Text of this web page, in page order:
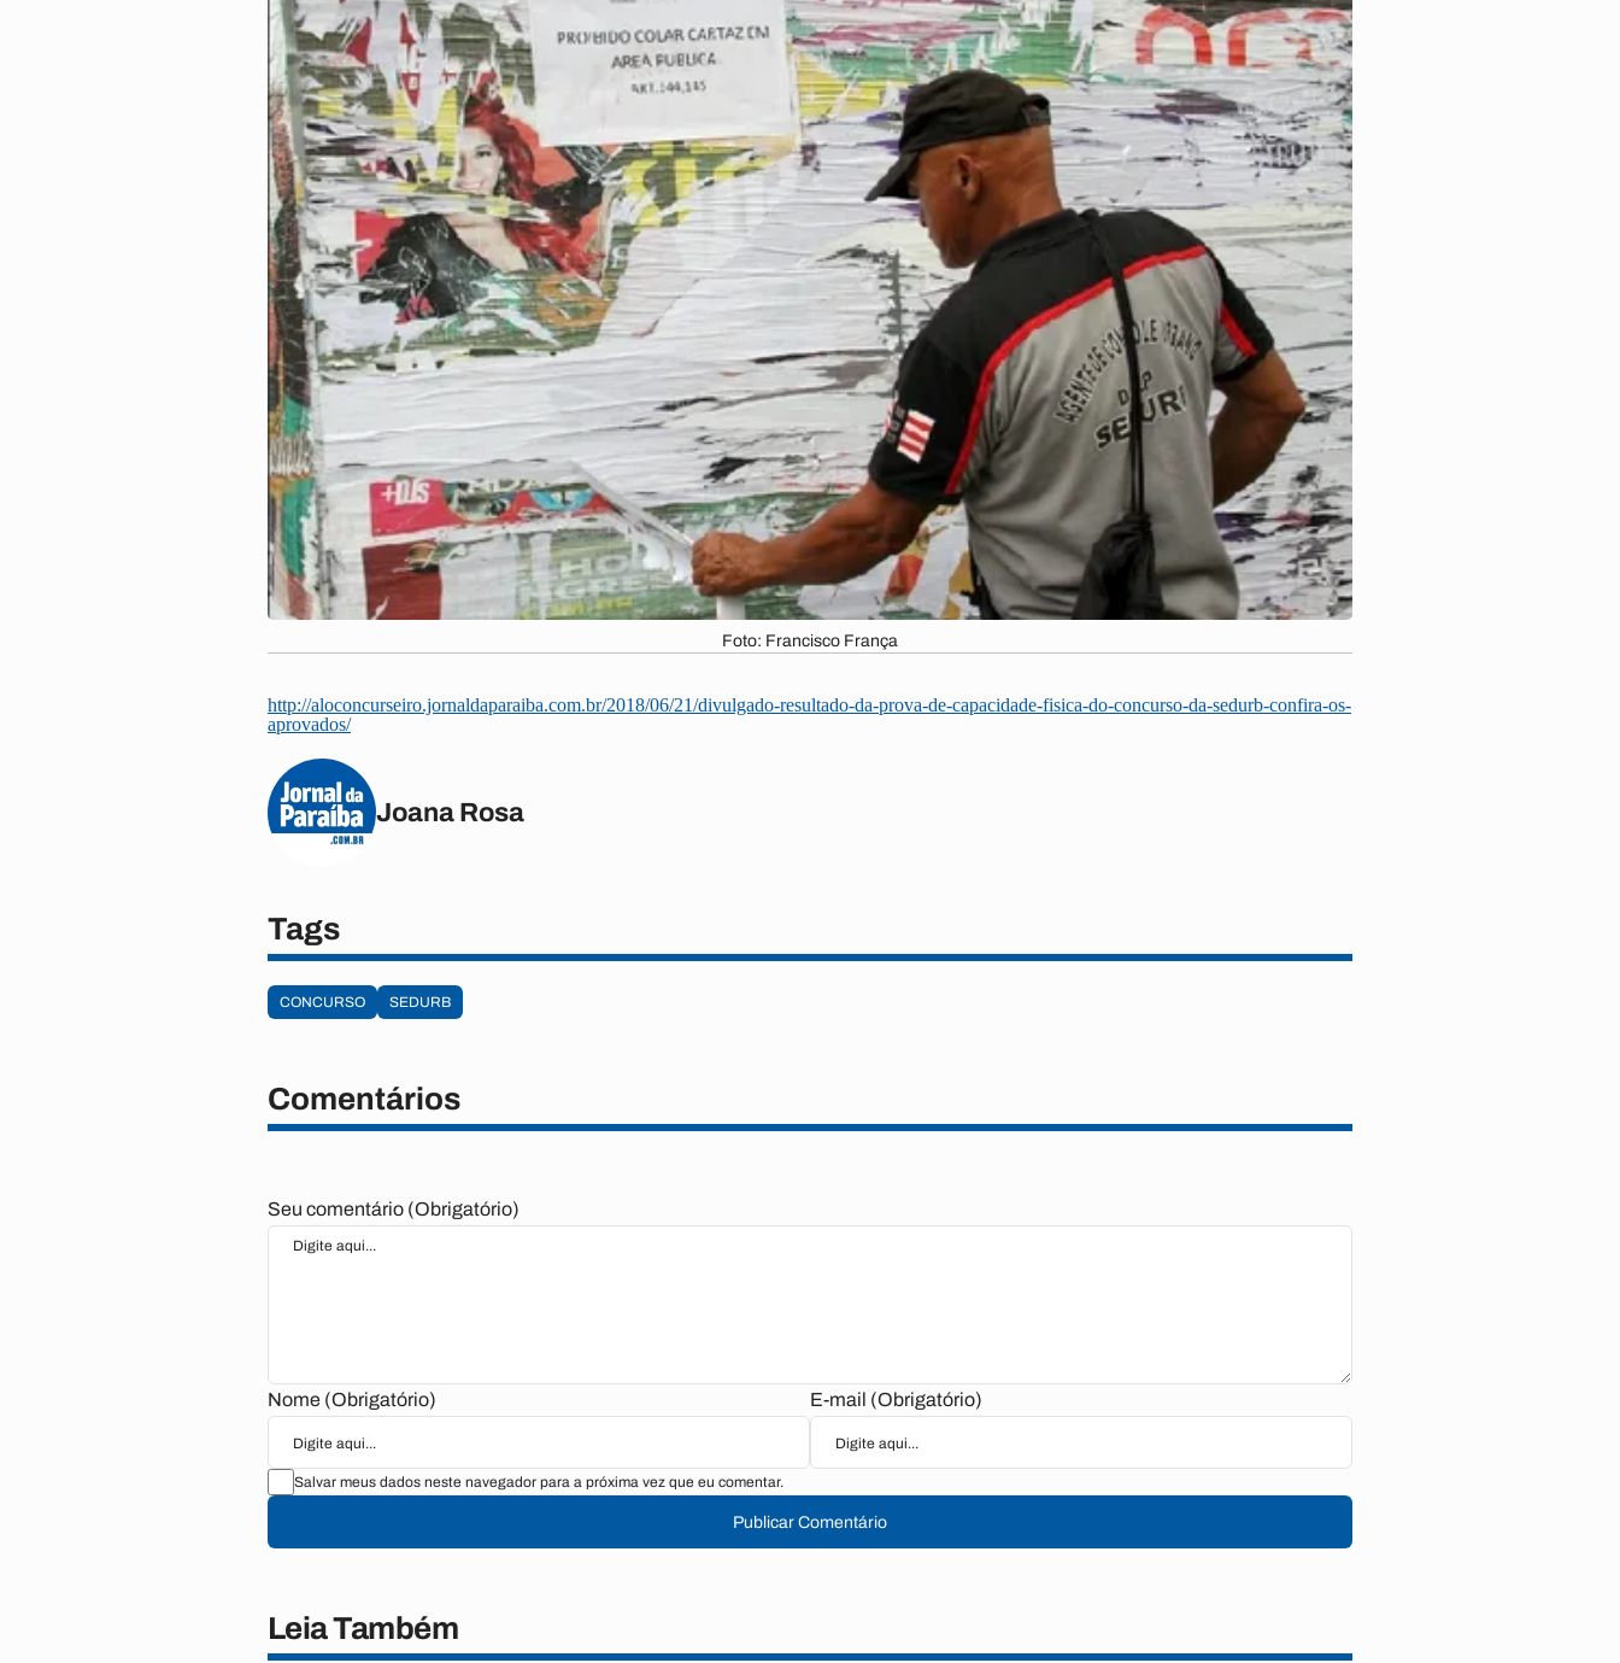
Foto: Francisco França
http://aloconcurseiro.jornaldaparaiba.com.br/2018/06/21/divulgado-resultado-da-prova-de-capacidade-fisica-do-concurso-da-sedurb-confira-os-
aprovados/
Joana Rosa
Tags
CONCURSO SEDURB
Comentários
Seu comentário (Obrigatório)
Nome (Obrigatório) E-mail (Obrigatório)
Salvar meus dados neste navegador para a próxima vez que eu comentar.
Publicar Comentário
Leia Também